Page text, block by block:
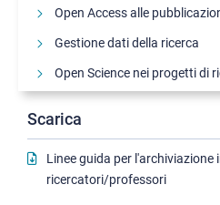
Open Access alle
Gestione dati della ricerca
Open Science nei progetti di
Diritto d’autore in pillole
Scarica
Linee guida per l'archiviazione
ricercatori/professori